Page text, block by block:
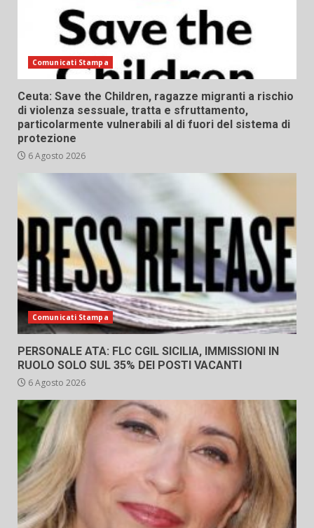
Comunicati Stampa
Ceuta: Save the Children, ragazze migranti a rischio
di violenza sessuale, tratta e sfruttamento,
particolarmente vulnerabili al di fuori del sistema di
protezione
6 Agosto 2026
Comunicati Stampa
PERSONALE ATA: FLC CGIL SICILIA, IMMISSIONI IN
RUOLO SOLO SUL 35% DEI POSTI VACANTI
6 Agosto 2026